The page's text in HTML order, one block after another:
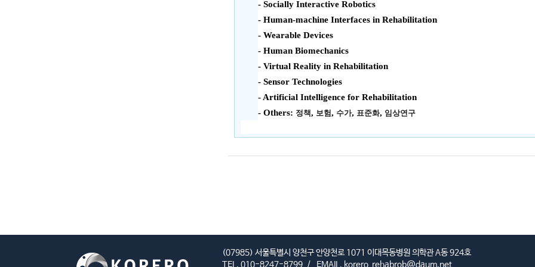
- Socially Interactive Robotics
- Human-machine Interfaces in Rehabilitation
- Wearable Devices
- Human Biomechanics
- Virtual Reality in Rehabilitation
- Sensor Technologies
- Artificial Intelligence for Rehabilitation
- Others: 정책, 보험, 수가, 표준화, 임상연구
(07985) 서울특별시 양천구 안양천로 1071 이대목동병원 의학관 A동 924호
TEL. 010-8247-8799 / EMAIL. korero_rehabrob@daum.net